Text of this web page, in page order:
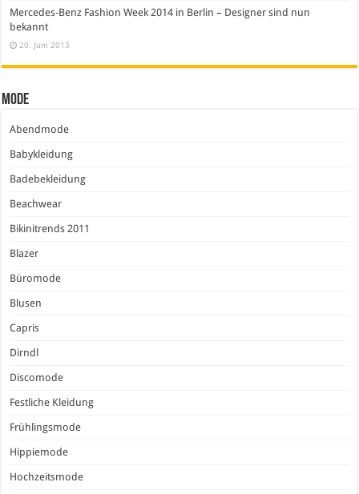
Mercedes-Benz Fashion Week 2014 in Berlin – Designer sind nun
bekannt
20. Juni 2013
Mode
Abendmode
Babykleidung
Badebekleidung
Beachwear
Bikinitrends 2011
Blazer
Büromode
Blusen
Capris
Dirndl
Discomode
Festliche Kleidung
Frühlingsmode
Hippiemode
Hochzeitsmode